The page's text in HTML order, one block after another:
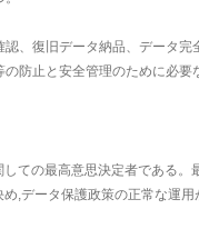
、復旧データ納品、データ完
防止と安全管理のために必要
ての最高意思決定者である。
,データ保護政策の正常な運